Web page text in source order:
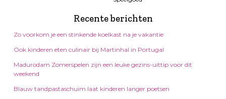
Recente berichten
Zo voorkom je een stinkende koelkast na je vakantie
Ook kinderen eten culinair bij Martinhal in Portugal
Madurodam Zomerspelen zijn een leuke gezins-uittip voor dit
weekend
Blauw tandpastaschuim laat kinderen langer poetsen